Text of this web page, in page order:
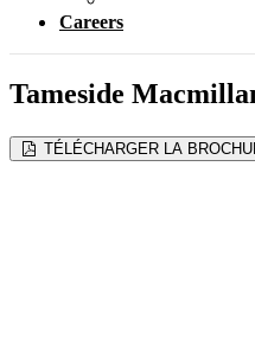
Careers
Tameside
TÉLÉCHARGER LA